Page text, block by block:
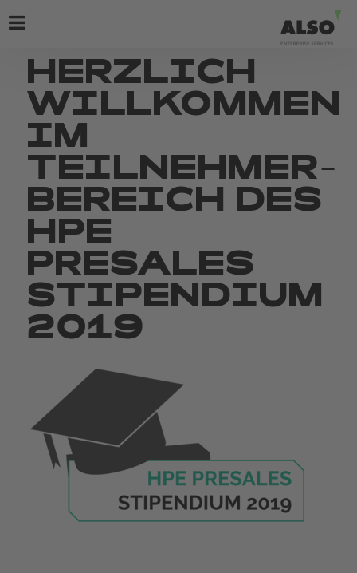
HERZLICH
WILLKOMMEN
IM
TEILNEHMER-
BEREICH DES
HPE
PRESALES
STIPENDIUM
2019